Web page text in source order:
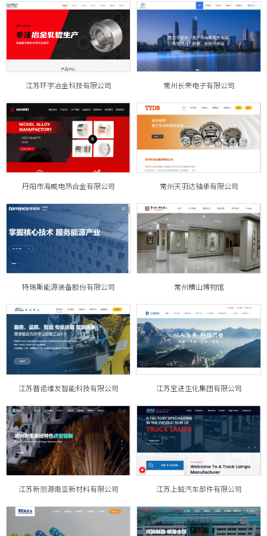
江苏环宇冶金科技有限公司 常州长荣电子有限公司
丹阳市海威电热合金有限公司 常州天羽达轴承有限公司
特瑞斯能源装备股份有限公司 常州横山博物馆
江苏普诺维友智能科技有限公司 江苏宝进生化集团有限公司
江苏新丽源南亚新材料有限公司 江苏上钺汽车部件有限公司